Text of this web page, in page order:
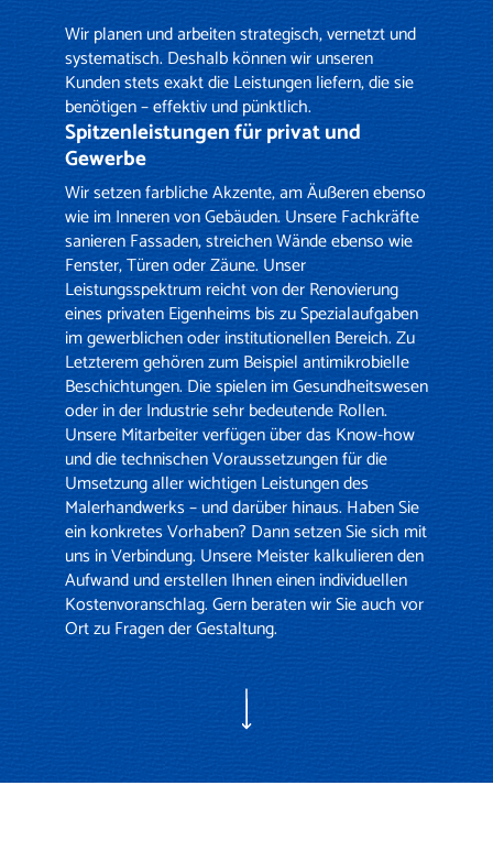
Wir planen und arbeiten strategisch, vernetzt und
systematisch. Deshalb können wir unseren
Kunden stets exakt die Leistungen liefern, die sie
benötigen – effektiv und pünktlich.
Spitzenleistungen für privat und
Gewerbe
Wir setzen farbliche Akzente, am Äußeren ebenso
wie im Inneren von Gebäuden. Unsere Fachkräfte
sanierenFassaden,streichen Wändeebenso wie
Fenster, Türen oder Zäune. Unser
Leistungsspektrum reicht von der Renovierung
eines privaten Eigenheims bis zu Spezialaufgaben
im gewerblichen oder institutionellen Bereich. Zu
Letzterem gehören zum Beispielantimikrobielle
Beschichtungen. Die spielen im Gesundheitswesen
oder in der Industrie sehr bedeutende Rollen.
Unsere Mitarbeiter verfügen über das Know-how
und die technischen Voraussetzungen für die
Umsetzung aller wichtigen Leistungen des
Malerhandwerks – und darüber hinaus. Haben Sie
ein konkretes Vorhaben? Dann setzen Sie sich mit
uns in Verbindung. Unsere Meister kalkulieren den
Aufwand und erstellen Ihnen einen individuellen
Kostenvoranschlag. Gern beraten wir Sie auch vor
Ort zu Fragen der Gestaltung.